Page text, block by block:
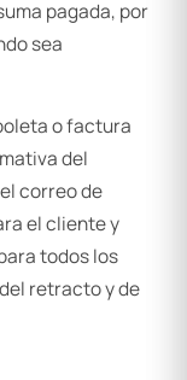
pagada, por
sea
o factura
del
correo de
el cliente y
todos los
retracto y de